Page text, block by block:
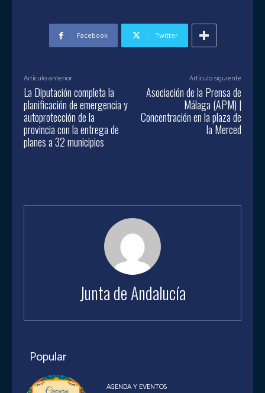
Facebook Twitter
Artículo anterior
La Diputación completa la
planificación de emergencia y
autoprotección de la
provincia con la entrega de
planes a 32 municipios
Artículo siguiente
Asociación de la Prensa de
Málaga (APM) |
Concentración en la plaza de
la Merced
Junta de Andalucía
Popular
AGENDA Y EVENTOS